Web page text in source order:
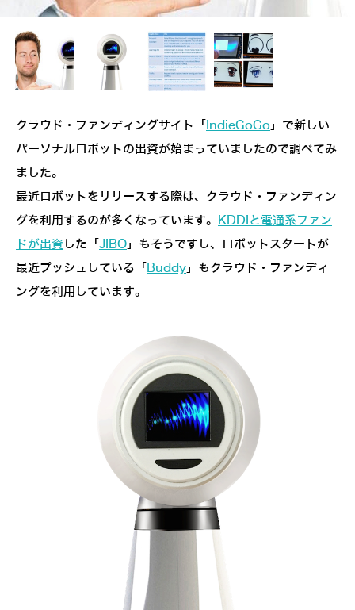
クラウド・ファンディングサイト「 IndieGoGo 」で新しい
パーソナルロボットの出資が始まっていましたので調べてみ
ました。
最近ロボットをリリースする際は、クラウド・ファンディン
グを利用するのが多くなっています。
KDDI と電通系ファン
ドが出資した「JIBO」もそうですし、ロボットスタートが
最近プッシュしている「 Buddy」もクラウド・ファンディ
ングを利用しています。